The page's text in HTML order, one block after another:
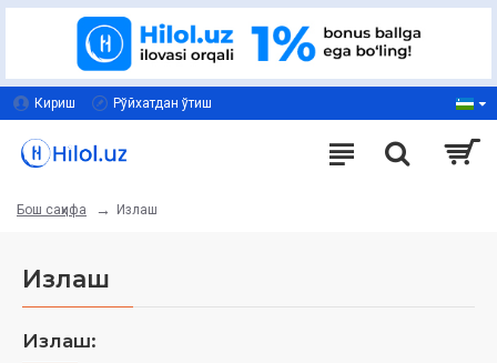
Кириш Рўйхатдан ўтиш
Бош саҳифа Излаш
Излаш
Излаш: